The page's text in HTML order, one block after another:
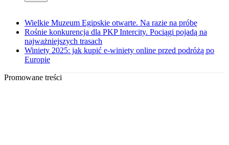
Wielkie Muzeum Egipskie otwarte. Na razie na próbę
Rośnie konkurencja dla PKP Intercity. Pociągi pojadą na
najważniejszych trasach
Winiety 2025: jak kupić e-winiety online przed podróżą po
Europie
Promowane treści